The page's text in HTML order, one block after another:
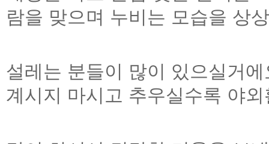
람을 맞으며 누비는 모습을 상
설레는 분들이 많이 있으실거에
계시지 마시고 추우실수록 야